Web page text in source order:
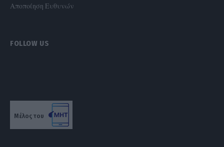
Αποποίηση Ευθυνών
FOLLOW US
Μέλος του